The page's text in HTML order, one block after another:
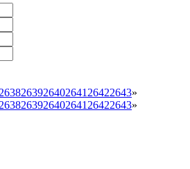
26392640264126422643»
26392640264126422643»